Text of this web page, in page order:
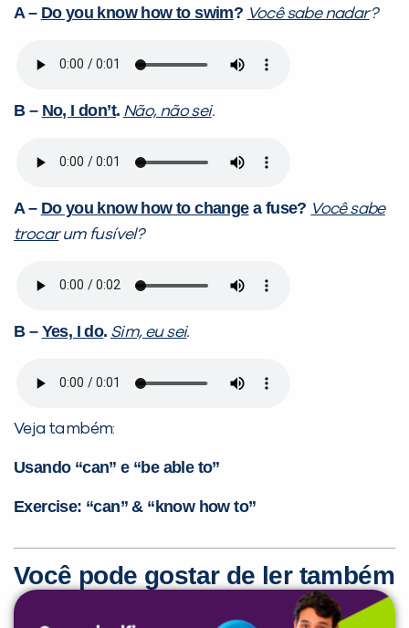
A – Do you know how to swim? Você sabe nadar?
B – No, I don’t. Não, não sei.
A – Do you know how to changea fuse? Você sabe
trocarum fusível?
B – Yes, I do. Sim, eu sei.
Veja também:
Usando “can” e “be able to”
Exercise: “can” & “know how to”
Você pode gostar de ler também